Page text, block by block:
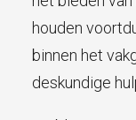
houden
binnen het
deskundige